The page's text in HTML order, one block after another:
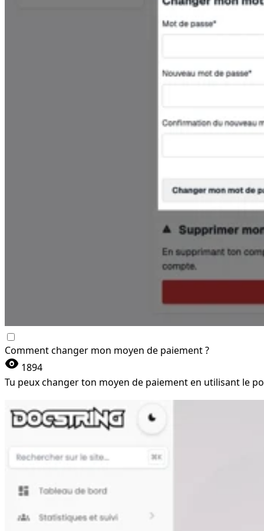
Comment changer mon moyen de paiement ?
visibility 1894
Tu peux changer ton moyen de paiement en utilisant le